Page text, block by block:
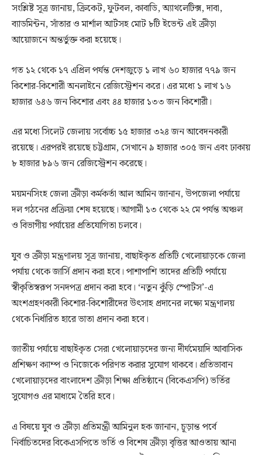
সংশ্লিষ্ট সূত্র জানায়, ক্রিকেট, ফুটবল, কাবাডি, অ্যাথলেটিক্স, দাবা,
ব্যাডমিন্টন, সাঁতার ও মার্শাল আর্টসহ মোট ৮টি ইভেন্ট এই ক্রীড়া
আয়োজনে অন্তর্ভুক্ত করা হয়েছে।
গত ১২ থেকে ১৭ এপ্রিল পর্যন্ত দেশজুড়ে ১ লাখ ৬০ হাজার ৭৭৯ জন
কিশোর-কিশোরী অনলাইনে রেজিস্ট্রেশন করে। এর মধ্যে ১ লাখ ১৬
হাজার ৬৪৬ জন কিশোর এবং ৪৪ হাজার ১৩৩ জন কিশোরী।
এর মধ্যে সিলেট জেলায় সর্বোচ্চ ১৫ হাজার ৩২৪ জন আবেদনকারী
রয়েছে। এরপরই রয়েছে চট্টগ্রাম, সেখানে ৯ হাজার ৩০৫ জন এবং ঢাকায়
৮ হাজার ৮৯৬ জন রেজিস্ট্রেশন করেছে।
ময়মনসিংহ জেলা ক্রীড়া কর্মকর্তা আল আমিন জানান, উপজেলা পর্যায়ে
দল গঠনের প্রক্রিয়া শেষ হয়েছে। আগামী ১৩ থেকে ২২ মে পর্যন্ত অঞ্চল
ও বিভাগীয় পর্যায়ের প্রতিযোগিতা চলবে।
যুব ও ক্রীড়া মন্ত্রণালয় সূত্র জানায়, বাছাইকৃত প্রতিটি খেলোয়াড়কে জেলা
পর্যায় থেকে জার্সি প্রদান করা হবে। পাশাপাশি তাদের প্রতিটি পর্যায়ে
স্বীকৃতিস্বরূপ সনদপত্র প্রদান করা হবে। ‘নতুন কুঁড়ি স্পোর্টস’-এ
অংশগ্রহণকারী কিশোর-কিশোরীদের উৎসাহ প্রদানের লক্ষ্যে মন্ত্রণালয়
থেকে নির্ধারিত হারে ভাতা প্রদান করা হবে।
জাতীয় পর্যায়ে বাছাইকৃত সেরা খেলোয়াড়দের জন্য দীর্ঘমেয়াদি আবাসিক
প্রশিক্ষণ ক্যাম্প ও নিজেকে পরিণত করার সুযোগ থাকবে। প্রতিভাবান
খেলোয়াড়দের বাংলাদেশ ক্রীড়া শিক্ষা প্রতিষ্ঠানে (বিকেএসপি) ভর্তির
সুযোগও এর মাধ্যমে তৈরি হবে।
এ বিষয়ে যুব ও ক্রীড়া প্রতিমন্ত্রী আমিনুল হক জানান, চূড়ান্ত পর্বে
নির্বাচিতদের বিকেএসপিতে ভর্তি ও বিশেষ ক্রীড়া বৃত্তির আওতায় আনা